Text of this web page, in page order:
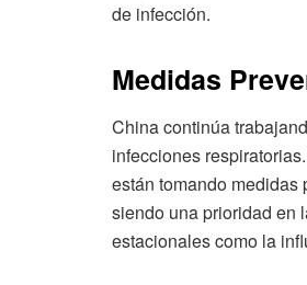
de infección.
Medidas
China continúa
infecciones
están tomando
siendo una prioridad en
estacionales como la